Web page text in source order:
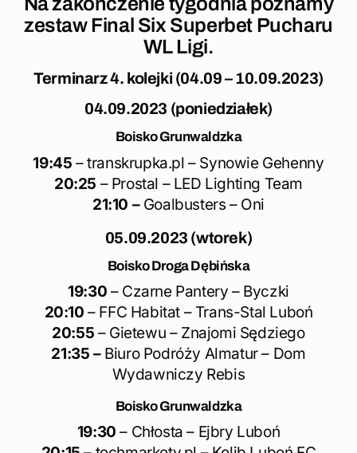
zestaw Final Six Superbet Pucharu
WL Ligi.
Terminarz 4. kolejki (04.09 – 10.09.2023)
04.09.2023 (poniedziałek)
Boisko Grunwaldzka
19:45– transkrupka.pl – Synowie Gehenny
20:25 – Prostal – LED Lighting Team
21:10 – Goalbusters – Oni
05.09.2023 (wtorek)
Boisko Droga Dębińska
19:30 – Czarne Pantery – Byczki
20:10– FFC Habitat – Trans-Stal Luboń
20:55 – Gietewu – Znajomi Sędziego
21:35 – Biuro Podróży Almatur – Dom
Wydawniczy Rebis
Boisko Grunwaldzka
19:30– Chłosta – Ejbry Luboń